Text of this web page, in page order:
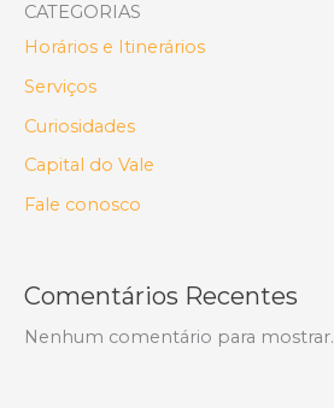
CATEGORIAS
Horários e Itinerários
Serviços
Curiosidades
Capital do Vale
Fale conosco
Comentários Recentes
Nenhum comentário para mostrar.